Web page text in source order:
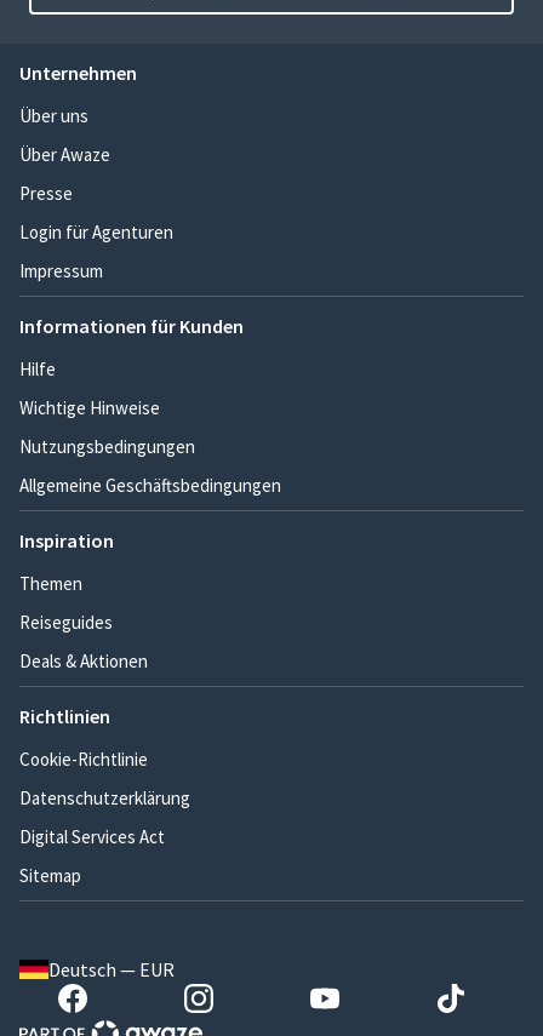
Unternehmen
Über uns
Über Awaze
Presse
Login für Agenturen
Impressum
Informationen für Kunden
Hilfe
Wichtige Hinweise
Nutzungsbedingungen
Allgemeine Geschäftsbedingungen
Inspiration
Themen
Reiseguides
Deals & Aktionen
Richtlinien
Cookie-Richtlinie
Datenschutzerklärung
Digital Services Act
Sitemap
Deutsch — EUR